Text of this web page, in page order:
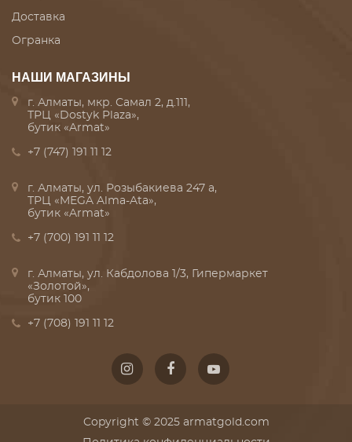
Доставка
Огранка
НАШИ МАГАЗИНЫ
г. Алматы, мкр. Самал 2, д.111,
ТРЦ «Dostyk Plaza»,
бутик «Armat»
+7 (747) 191 11 12
г. Алматы, ул. Розыбакиева 247 а,
ТРЦ «MEGA Alma-Ata»,
бутик «Armat»
+7 (700) 191 11 12
г. Алматы, ул. Кабдолова 1/3, Гипермаркет
«Золотой»,
бутик 100
+7 (708) 191 11 12
Copyright © 2025 armatgold.com